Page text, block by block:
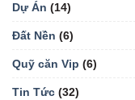
Dự Án (14)
Đất Nền (6)
Quỹ căn Vip (6)
Tin Tức (32)